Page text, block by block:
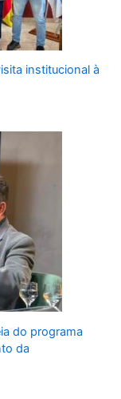
institucional à
do programa
da